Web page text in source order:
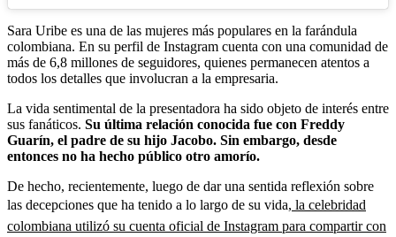
Sara Uribe es una de las mujeres más populares en la farándula
colombiana. En su perfil de Instagram cuenta con una comunidad de
más de 6,8 millones de seguidores, quienes permanecen atentos a
todos los detalles que involucran a la empresaria.
La vida sentimental de la presentadora ha sido objeto de interés entre
sus fanáticos. Su última relación conocida fue con Freddy
Guarín, el padre de su hijo Jacobo. Sin embargo, desde
entonces no ha hecho público otro amorío.
De hecho, recientemente, luego de dar una sentida reflexión sobre
las decepciones que ha tenido a lo largo de su vida, la celebridad
colombiana utilizó su cuenta oficial de Instagram para compartir con